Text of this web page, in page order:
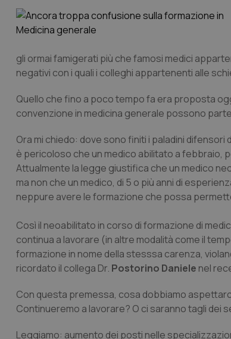
gli ormai famigerati più che famosi medici
negativi con i quali i colleghi appartenenti alle
Quello che fino a poco tempo fa era proposta
convenzione in medicina generale possono
Ora mi chiedo: dove sono finiti i paladini
è pericoloso che un medico abilitato a febbraio,
Attualmente la legge giustifica che un medico
ma non che un medico, di 5 o più anni di
neppure avere le formazione che possa
Così il neoabilitato in corso di formazione di
continua a lavorare (in altre modalità come il
formazione in nome della stesssa carenza,
ricordato il collega Dr. Postorino Daniele nel
Con questa premessa, cosa dobbiamo
Continueremo a lavorare? O ci saranno tagli dei
Leggiamo: aumento dei posti nelle